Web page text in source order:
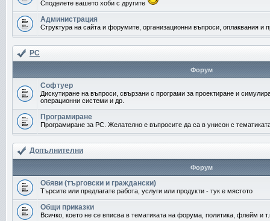
Споделете вашето хоби с другите
Администрация
Структура на сайта и форумите, организационни въпроси, оплаквания и
PC
Форум
Софтуер
Дискутиране на въпроси, свързани с програми за проектиране и
операционни системи и др.
Програмиране
Програмиране за PC. Желателно е въпросите да са в унисон с
Допълнителни
Форум
Обяви (търговски и граждански)
Търсите или предлагате работа, услуги или продукти - тук е мястото
Общи приказки
Всичко, което не се вписва в тематиката на форума, политика, флейм и